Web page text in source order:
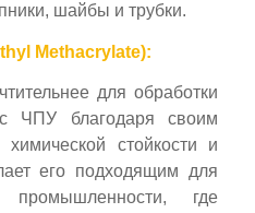
шайбы и трубки.
Methacrylate):
для обработки
ЧПУ благодаря своим
химической стойкости и
его подходящим для
промышленности, где